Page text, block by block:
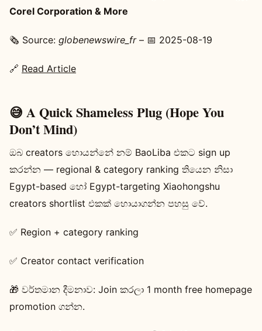
Corel Corporation & More
🗞️ Source: globenewswire_fr– 📅 2025-08-19
🔗 Read Article
😅 A Quick Shameless Plug (Hope You
Don’t Mind)
ඔබ creators හොයන්නේ නම් BaoLiba එකට sign up
කරන්න — regional & category ranking තියෙන නිසා
Egypt-based හෝ Egypt-targeting Xiaohongshu
creators shortlist එකක් හොයාගන්න පහසු වේ.
✅ Region + category ranking
✅ Creator contact verification
🎁 වර්තමාන දීමනාව: Join කරලා 1 month free homepage
promotion ගන්න.